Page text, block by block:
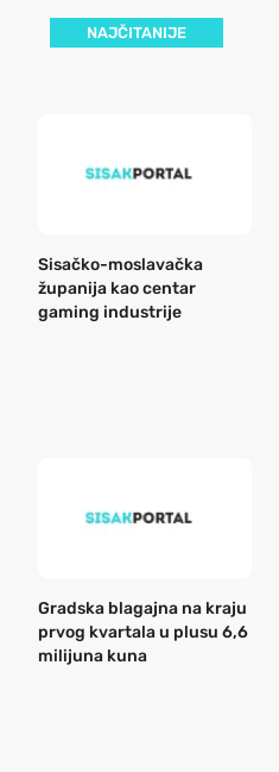
NAJČITANIJE
Sisačko-moslavačka
županija kao centar
gaming industrije
Gradska blagajna na kraju
prvog kvartala u plusu 6,6
milijuna kuna